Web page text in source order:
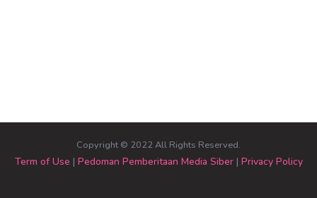
Copyright © 2022 All Rights Reserved.
Term of Use | Pedoman Pemberitaan Media Siber| Privacy Policy